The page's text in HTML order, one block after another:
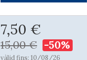
7,50 €
15,00 € -50%
vàlid fins: 10/08/26